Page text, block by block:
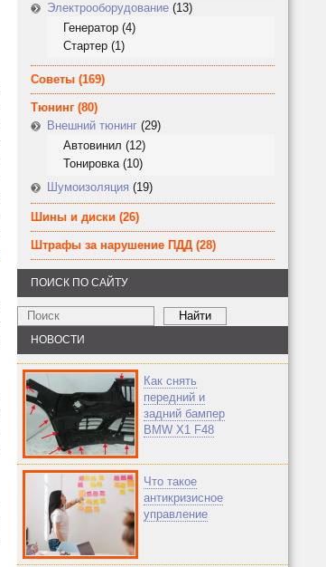
Электрооборудование (13)
Генератор (4)
Стартер (1)
Советы (169)
Тюнинг (80)
Внешний тюнинг (29)
Автовинил (12)
Тонировка(10)
Шумоизоляция (19)
Шины и диски (26)
Штрафы за нарушение ПДД (28)
ПОИСК ПО САЙТУ
НОВОСТИ
Как снять
передний и
задний бампер
BMW X1 F48
Что такое
антикризисное
управление